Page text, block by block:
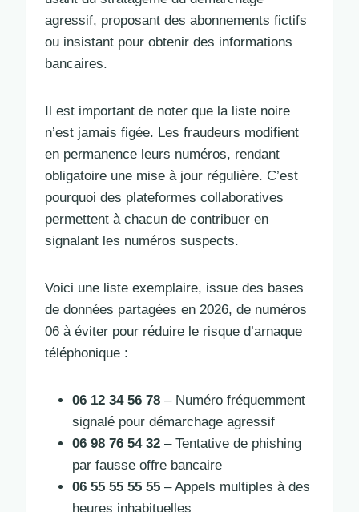
agressif, proposant des abonnements fictifs
ou insistant pour obtenir des informations
bancaires.
Il est important de noter que la liste noire
n’est jamais figée. Les fraudeurs modifient
en permanence leurs numéros, rendant
obligatoire une mise à jour régulière. C’est
pourquoi des plateformes collaboratives
permettent à chacun de contribuer en
signalant les numéros suspects.
Voici une liste exemplaire, issue des bases
de données partagées en 2026, de numéros
06 à éviter pour réduire le risque d’arnaque
téléphonique :
06 12 34 56 78 – Numéro fréquemment
signalé pour démarchage agressif
06 98 76 54 32 – Tentative de phishing
par fausse offre bancaire
06 55 55 55 55 – Appels multiples à des
heures inhabituelles